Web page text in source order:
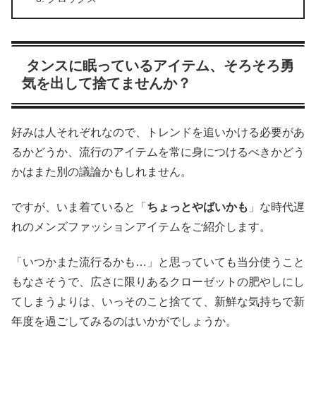
タンスに眠っているアイテム、そろそろ勇
気を出して捨てませんか？
好みは人それぞれなので、トレンドを追いかける必要があ
るかどうか、流行のアイテムを常に身につけるべきかどう
かはまた別の議論かもしれません。
ですが、いま着ていると「 ちょっとやばいかも 」な時代遅
れのメンズファッションアイテムをご紹介します。
「いつかまた流行るかも…」と思っていても当分使うこと
もなさそうで、広さに限りあるクローゼットの肥やしにし
てしまうよりは、いっそのこと捨てて、新鮮な気持ちで新
年度を過ごしてみるのはいかがでしょうか。